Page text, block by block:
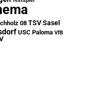
08 TSV Sasel
USC Paloma VfB